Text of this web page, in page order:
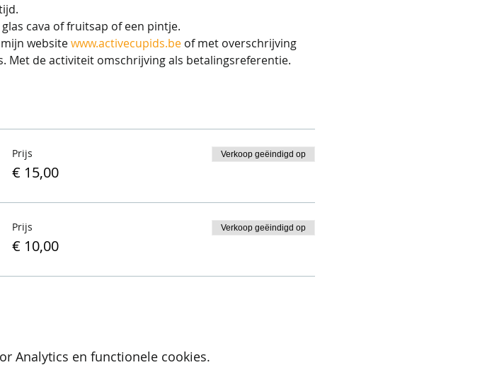
cava of fruitsap of een pintje.
website www.activecupids.be of met overschrijving
Met de activiteit omschrijving als betalingsreferentie.
Prijs
€ 15,00
Verkoop geëindigd op
Prijs
€ 10,00
Verkoop geëindigd op
Analytics en functionele cookies.